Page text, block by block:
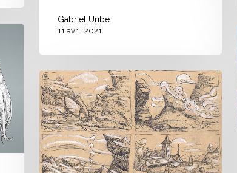
Gabriel Uribe
11 avril 2021
Recherche
d’Environnements
#02
/
Croquis
Rapide